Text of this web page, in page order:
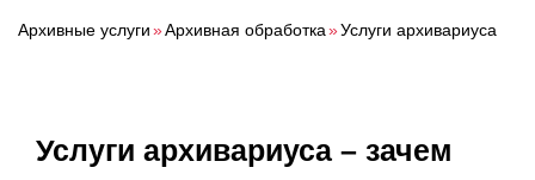
Архивные услуги»Архивная обработка»Услуги архивариуса
Услуги архивариуса – зачем